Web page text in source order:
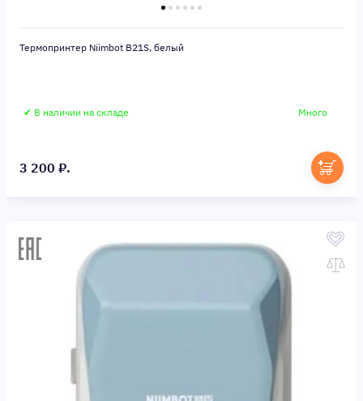
Термопринтер Niimbot B21S, белый
✔ В наличии на складе Много
3 200 ₽.